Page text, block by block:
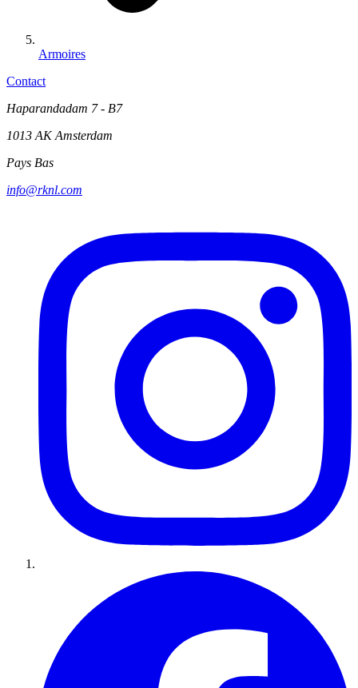
Armoires
Contact
Haparandadam 7 - B7
1013 AK Amsterdam
Pays Bas
info@rknl.com